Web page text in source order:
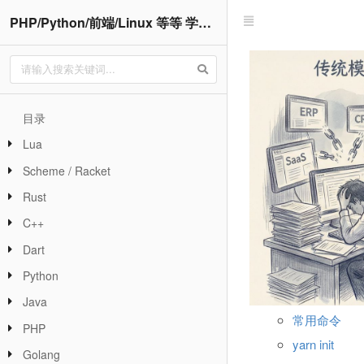
PHP/Python/前端/Linux 等等 学习笔记
目录
Lua
Scheme / Racket
Rust
C++
Dart
Python
Java
PHP
Golang
常用命令
yarn init